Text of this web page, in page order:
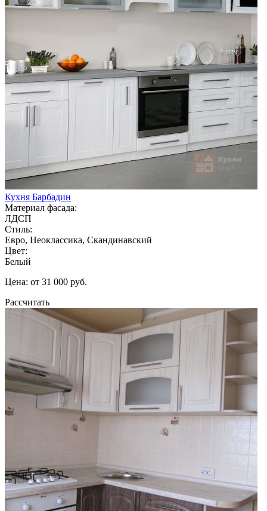
Кухня Барбадин
Материал фасада:
ЛДСП
Стиль:
Евро, Неоклассика, Скандинавский
Цвет:
Белый
Цена: от 31 000 руб.
Рассчитать